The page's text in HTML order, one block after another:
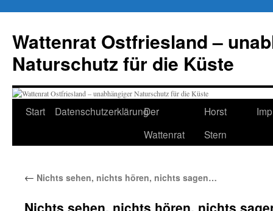
springen
Wattenrat Ostfriesland –
Naturschutz für die Küste
Start DatenschutzerklärungDer
Wattenrat
Horst
Stern
← Nichts sehen, nichts hören, nichts sagen…
Nichts sehen, nichts hören, nichts